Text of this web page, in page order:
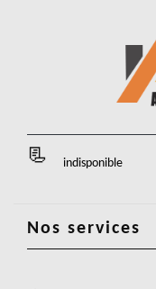
indisponible
Nos services